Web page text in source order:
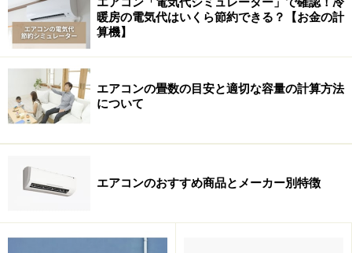
いずれも搭載している機能は一緒で、室内機の寸法が小
暖房の電気代はいくら節約できる？【お金の計
算機】
エアコンの畳数の目安と適切な容量の計算方法
について
エアコンのおすすめ商品とメーカー別特徴